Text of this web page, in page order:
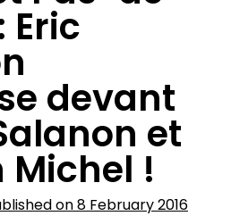
Eric
devant
et
Michel !
on 8 February 2016